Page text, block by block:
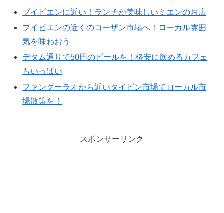
ブイビエンに近い！ランチが美味しいミエンのお店
ブイビエンの近くのコーザン市場へ！ローカル雰囲
気を味わおう
デタム通りで50円のビールを！格安に飲めるカフェ
もいっぱい
ファングーラオから近いタイビン市場でローカル市
場散策を！
スポンサーリンク